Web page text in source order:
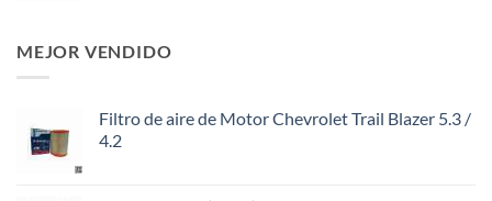
MEJOR VENDIDO
Filtro de aire de Motor Chevrolet Trail Blazer 5.3 /
4.2